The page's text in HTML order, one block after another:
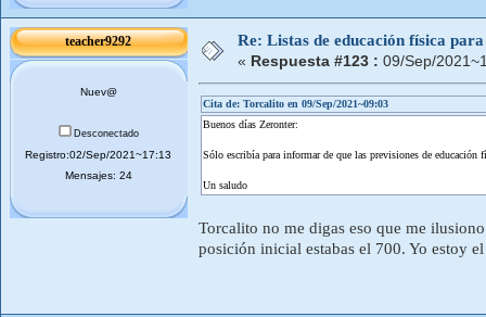
teacher9292
Nuev@
Desconectado
Registro:02/Sep/2021~17:13
Mensajes: 24
Re: Listas de educación física
« Respuesta #123 : 09/Sep/
Cita de: Torcalito en 09/Sep/2021~09:03
Buenos días Zeronter:
Sólo escribía para informar de que las previsiones de educación
Un saludo
Torcalito no me digas eso que me
posición inicial estabas el 700. Yo estoy